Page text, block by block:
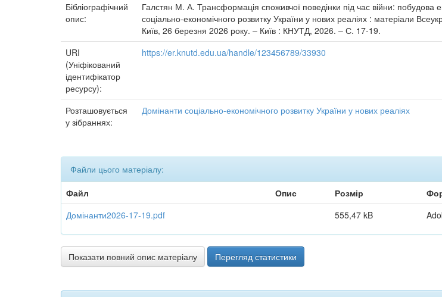
Бібліографічний
опис:
Галстян М. А. Трансформація споживчої поведінки під час війни:
соціально-економічного розвитку України у нових реаліях : матеріали
Київ, 26 березня 2026 року. – Київ : КНУТД, 2026. – С. 17-19.
URI
(Уніфікований
ідентифікатор
ресурсу):
https://er.knutd.edu.ua/handle/123456789/33930
Розташовується
у зібраннях:
Домінанти соціально-економічного розвитку України у нових реаліях
Файли цього матеріалу:
Файл
Опис Розмір
Домінанти2026-17-19.pdf
555,47 kB
Показати повний опис матеріалу Перегляд статистики